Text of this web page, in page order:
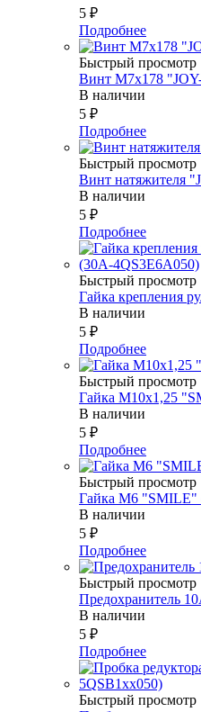
5 ₽
Подробнее
Быстрый просмотр
Винт М7х178
В наличии
5 ₽
Подробнее
Быстрый просмотр
Винт натяжителя
В наличии
5 ₽
Подробнее
Быстрый просмотр
Гайка крепления
В наличии
5 ₽
Подробнее
Быстрый просмотр
Гайка М10х1,25
В наличии
5 ₽
Подробнее
Быстрый просмотр
Гайка М6 "SMILE"
В наличии
5 ₽
Подробнее
Быстрый просмотр
Предохранитель
В наличии
5 ₽
Подробнее
Быстрый просмотр